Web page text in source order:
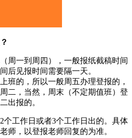
周一到周四），一般报纸截稿时间
后见报时间需要隔一天。
班的，所以一般周五办理登报的，
二，当然，周末（不定期值班）登
出报的。
个工作日或者3个工作日出的。具体
师，以登报老师回复的为准。